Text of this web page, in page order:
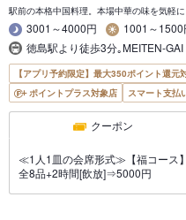
駅前の本格中国料理。本場中華の味を気軽に
3001～4000円
1001～1500
徳島駅より徒歩3分｡MEITEN-
【アプリ予約限定】最大350ポイント還元
ポイントプラス対象店
スマート支払
クーポン
≪1人1皿の会席形式≫【福コース
全8品+2時間[飲放]⇒5000円